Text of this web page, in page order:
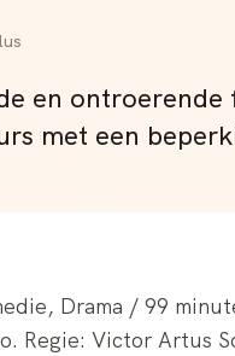
en
met een
Drama / 99
Regie: Victor Artus